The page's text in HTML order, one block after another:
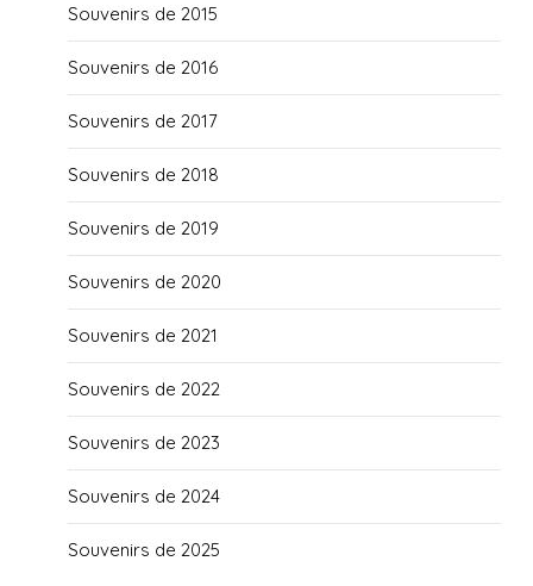
Souvenirs de 2015
Souvenirs de 2016
Souvenirs de 2017
Souvenirs de 2018
Souvenirs de 2019
Souvenirs de 2020
Souvenirs de 2021
Souvenirs de 2022
Souvenirs de 2023
Souvenirs de 2024
Souvenirs de 2025